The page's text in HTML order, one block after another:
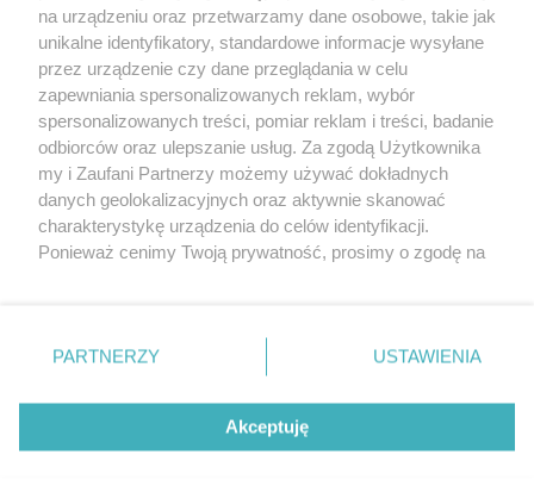
O FIRMIE POLITYKA PRYWATNOŚCI HOSTING
REKLAMA WSPÓŁPRACA RSS FACEBOOK KONTAKT
Nasze serwisy
Aktualności
Tcz24
Historia miasta
Muzyka i kultura
Archiwum wydarzeń
Zdjęcia miasta
na urządzeniu oraz przetwarzamy dane osobowe, takie jak
unikalne identyfikatory, standardowe informacje wysyłane
przez urządzenie czy dane przeglądania w celu
zapewniania spersonalizowanych reklam, wybór
spersonalizowanych treści, pomiar reklam i treści, badanie
odbiorców oraz ulepszanie usług. Za zgodą Użytkownika
my i Zaufani Partnerzy możemy używać dokładnych
danych geolokalizacyjnych oraz aktywnie skanować
charakterystykę urządzenia do celów identyfikacji.
Ponieważ cenimy Twoją prywatność, prosimy o zgodę na
znajdujący się w lewym dolnym rogu strony
. Niektóre
przetwarzaniu. Preferencje będą miały zastosowania tylko
PARTNERZY USTAWIENIA
Akceptuję